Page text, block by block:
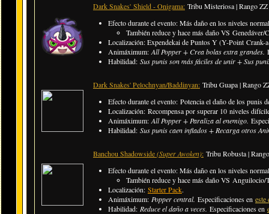
Dark Snakes' Shield - Onigama: Tribu Misteriosa | Rango
Efecto durante el evento: Más daño en los niveles
​También reduce y hace más daño VS Genedáver/
Localización: Expendekai de Puntos Y (Y-Point Crank-
Animáximum: All Popper + Crea bolas extra grandes.
Habilidad: Sus punis son más fáciles de unir + Sus
Dark Snakes' Pelochnyan/Baddinyan: Tribu Guapa | Rango
Efecto durante el evento: Potencia el daño de los punis
Localización: Recompensa por superar 10 niveles
Animáximum: All Popper + Paraliza al enemigo.
Habilidad: Sus punis caen inflados + Recarga otros
Banchou Shadowside(Super Awoken): Tribu Robusta |
Efecto durante el evento: Más daño en los niveles
​También reduce y hace más daño VS Anguilocio/
Localización: Starter Pack.
Animáximum: Popper central. Especificaciones en este
Habilidad: Reduce el daño a veces. Especificaciones en